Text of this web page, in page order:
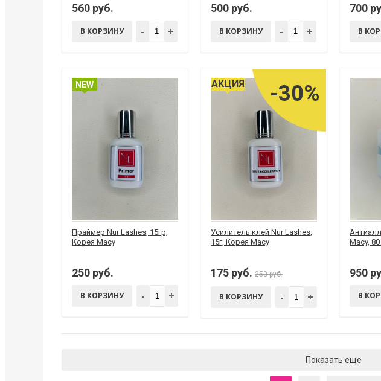
560 руб.
В КОРЗИНУ - +
500 руб.
В КОРЗИНУ - +
700
В
NEW
Праймер Nur Lashes, 15гр,
Корея Macy
250 руб.
- +
В КОРЗИНУ
-30%
АКЦИЯ
Усилитель клей Nur Lashes,
15г, Корея Macy
175 руб. 250 руб.
- +
В КОРЗИНУ
Macy, 80
950
В
Показать еще